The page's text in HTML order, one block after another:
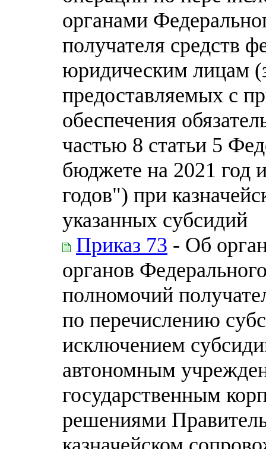
органами
получателя средств
юридическим лицам
предоставляемых с
обеспечения
частью 8 статьи 5
бюджете на 2021 год
годов") при
указанных субсидий
Приказ 73 - Об
органов
полномочий
по перечислению
исключением
автономным
государственным
решениями